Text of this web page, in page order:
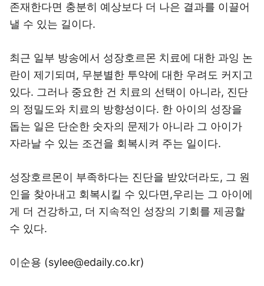
존재한다면 충분히 예상보다 더 나은 결과를 이끌어
낼 수 있는 길이다.
최근 일부 방송에서 성장호르몬 치료에 대한 과잉 논
란이 제기되며, 무분별한 투약에 대한 우려도 커지고
있다. 그러나 중요한 건 치료의 선택이 아니라, 진단
의 정밀도와 치료의 방향성이다. 한 아이의 성장을
돕는 일은 단순한 숫자의 문제가 아니라 그 아이가
자라날 수 있는 조건을 회복시켜 주는 일이다.
성장호르몬이 부족하다는 진단을 받았더라도, 그 원
인을 찾아내고 회복시킬 수 있다면,우리는 그 아이에
게 더 건강하고, 더 지속적인 성장의 기회를 제공할
수 있다.
이순용 (sylee@edaily.co.kr)